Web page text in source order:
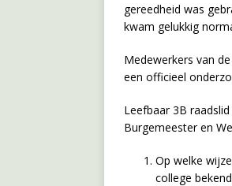
gereedheid was
kwam gelukkig
Medewerkers van
een officieel
Leefbaar 3B
Burgemeester en
Op welke
college